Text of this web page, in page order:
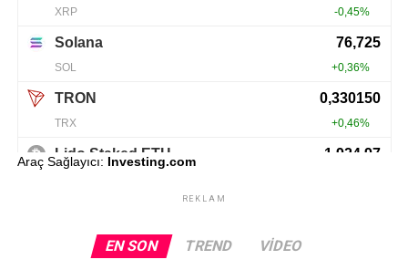
Araç Sağlayıcı: Investing.com
REKLAM
EN SON TREND VIDEO